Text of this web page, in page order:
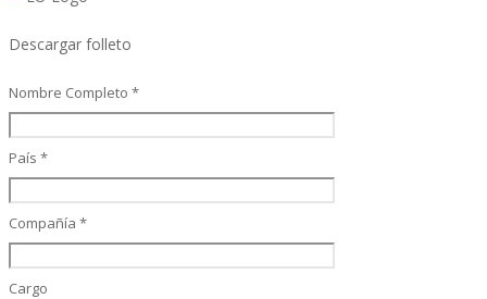
Descargar folleto
Nombre Completo *
País *
Compañía *
Cargo